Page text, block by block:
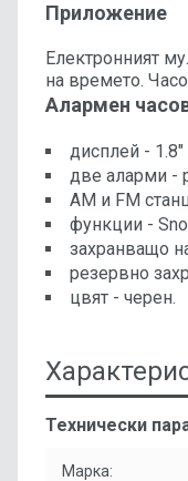
Приложение
Електронният
на времето.
Алармен
дисплей - 1.8"
две аларми -
AM и FM
функции -
захранващо
резервно
цвят - черен.
Технически
Марка: